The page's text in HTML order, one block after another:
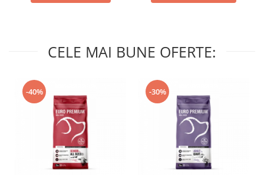
CELE MAI BUNE OFERTE:
-40% -30%